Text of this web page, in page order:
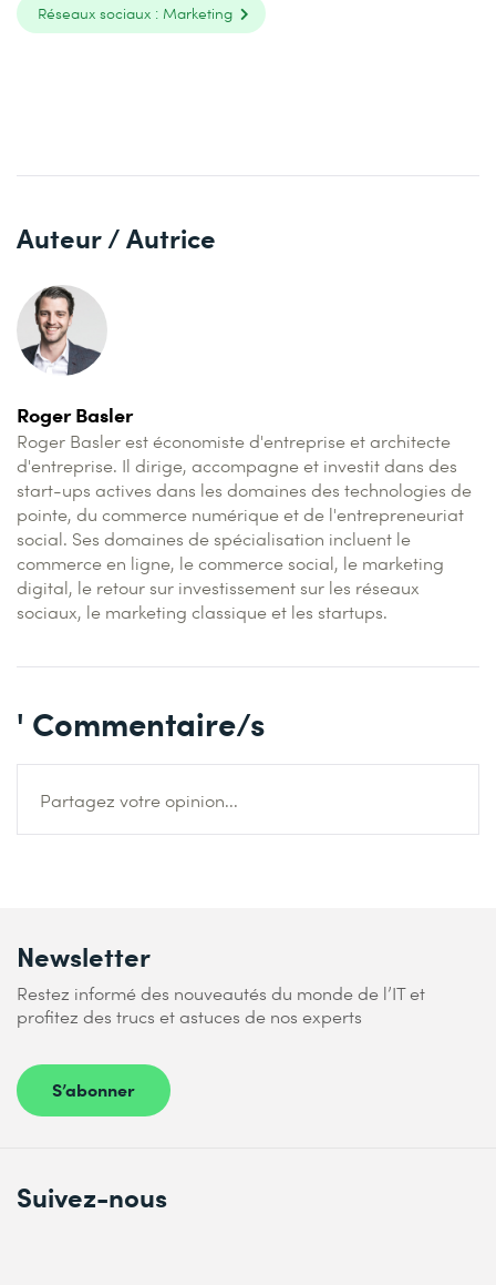
Réseaux sociaux : Marketing
Auteur / Autrice
Roger Basler
Roger Basler est économiste d'entreprise et architecte
d'entreprise. Il dirige, accompagne et investit dans des
start-ups actives dans les domaines des technologies de
pointe, du commerce numérique et de l'entrepreneuriat
social. Ses domaines de spécialisation incluent le
commerce en ligne, le commerce social, le marketing
digital, le retour sur investissement sur les réseaux
sociaux, le marketing classique et les startups.
' Commentaire/s
Partagez votre opinion...
Newsletter
Restez informé des nouveautés du monde de l’IT et
profitez des trucs et astuces de nos experts
S’abonner
Suivez-nous